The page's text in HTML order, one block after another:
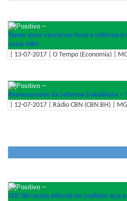
–
Temer quer sancionar hoje a reforma
votar MPs
| 13-07-2017 | O Tempo (Economia) |
–
Repercussões da reforma trabalhista –
| 12-07-2017 | Rádio CBN (CBN BH) |
–
CDL/BH apoia atitude do prefeito que